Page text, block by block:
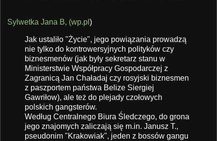
Sylwetka Jana B, (wp.pl )
Jak ustaliło "Życie", jego powiązania prowadzą
nie tylko do kontrowersyjnych polityków czy
biznesmenów (jak były sekretarz stanu w
Ministerstwie Współpracy Gospodarczej z
Zagranicą Jan Chaładaj czy rosyjski biznesmen
z paszportem państwa Belize Siergiej
Gawriłow), ale też do plejady czołowych
polskich gangsterów.
Według Centralnego Biura Śledczego, do grona
jego znajomych zaliczają się m.in. Janusz T.,
pseudonim "Krakowiak", jeden z bossów gangu